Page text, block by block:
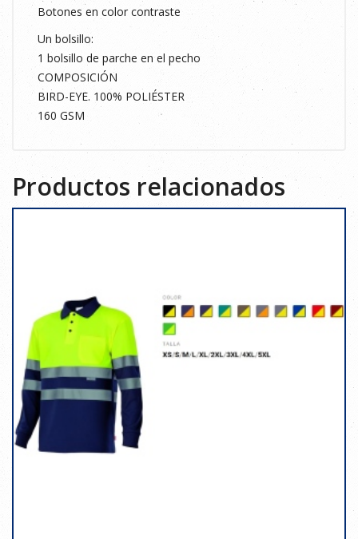
Botones en color contraste
Un bolsillo:
1 bolsillo de parche en el pecho
COMPOSICIÓN
BIRD-EYE. 100% POLIÉSTER
160 GSM
Productos relacionados